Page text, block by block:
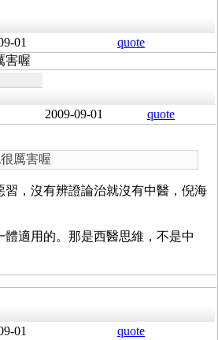
01
quote
害喔
2009-09-01 quote
厲害喔
習，沒有辨證論治就沒有中醫，倪海
適用的。那是西醫思維，不是中
01 quote